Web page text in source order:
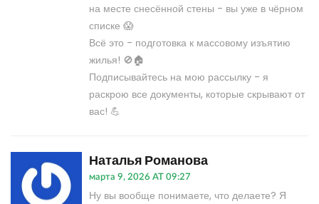
на месте снесённой стены - вы уже в чёрном
списке 😱
Всё это - подготовка к массовому изъятию
жилья! 🚫🏠
Подписывайтесь на мою рассылку - я
раскрою все документы, которые скрывают от
вас! 💪
Наталья Романова
марта 9, 2026 AT 09:27
Ну вы вообще понимаете, что делаете? Я